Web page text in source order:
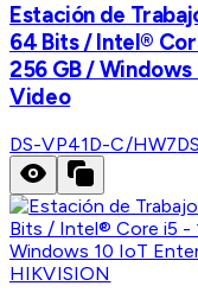
Estación de
64 Bits / Intel®
256 GB /
Video
DS-VP41D-C/HW7
HIKVISION